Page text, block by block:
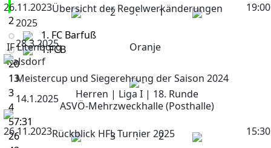
2
1. FC Barfuß
1.FCB
20
13
3
4
57:31
26
26.11.2023
19:00
2 : 1
IF Litenborg
Kalsdorf
Oranje
-
Herren | Liga I | 18. Runde
ASVÖ-Mehrzweckhalle (Posthalle)
26.11.2023
15:30
3 : 2
Übersicht der Regelwerkänderungen
2025
28.3.2025
Meistercup und Siegerehrung der Saison 2024
14.1.2025
Rückblick HFL Turnier 2025